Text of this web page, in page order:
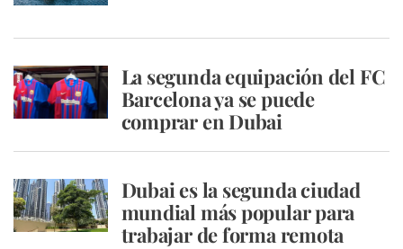
La segunda equipación del FC
Barcelona ya se puede
comprar en Dubai
Dubai es la segunda ciudad
mundial más popular para
trabajar de forma remota